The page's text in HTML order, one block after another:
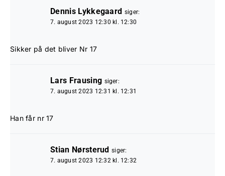
Dennis Lykkegaard siger:
7. august 2023 12:30 kl. 12:30
Sikker på det bliver Nr 17
Lars Frausing siger:
7. august 2023 12:31 kl. 12:31
Han får nr 17
Stian Nørsterud siger:
7. august 2023 12:32 kl. 12:32